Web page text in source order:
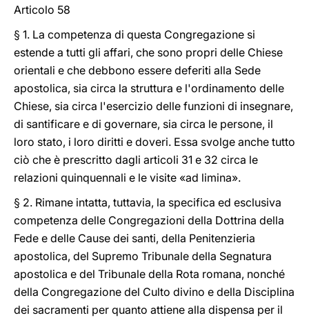
Articolo 58
§ 1. La competenza di questa Congregazione si
estende a tutti gli affari, che sono propri delle Chiese
orientali e che debbono essere deferiti alla Sede
apostolica, sia circa la struttura e l'ordinamento delle
Chiese, sia circa l'esercizio delle funzioni di insegnare,
di santificare e di governare, sia circa le persone, il
loro stato, i loro diritti e doveri. Essa svolge anche tutto
ciò che è prescritto dagli articoli 31 e 32 circa le
relazioni quinquennali e le visite «ad limina».
§ 2. Rimane intatta, tuttavia, la specifica ed esclusiva
competenza delle Congregazioni della Dottrina della
Fede e delle Cause dei santi, della Penitenzieria
apostolica, del Supremo Tribunale della Segnatura
apostolica e del Tribunale della Rota romana, nonché
della Congregazione del Culto divino e della Disciplina
dei sacramenti per quanto attiene alla dispensa per il